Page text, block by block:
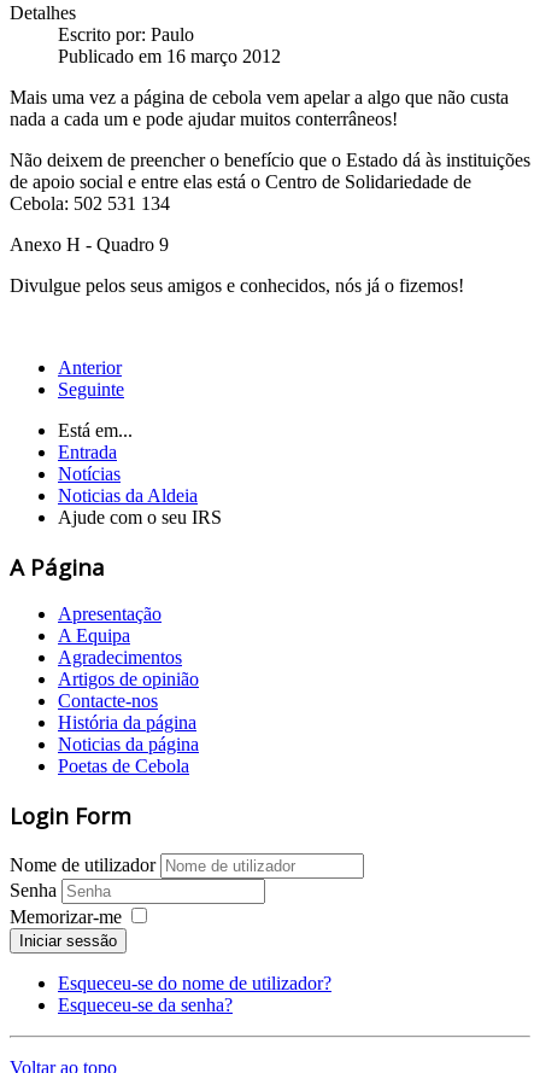
Detalhes
Escrito por: Paulo
Publicado em 16 março 2012
Mais uma vez a página de cebola vem apelar a algo que não custa
nada a cada um e pode ajudar muitos conterrâneos!
Não deixem de preencher o benefício que o Estado dá às instituições
de apoio social e entre elas está o Centro de Solidariedade de
Cebola: 502 531 134
Anexo H - Quadro 9
Divulgue pelos seus amigos e conhecidos, nós já o fizemos!
Anterior
Seguinte
Está em...
Entrada
Notícias
Noticias da Aldeia
Ajude com o seu IRS
A Página
Apresentação
A Equipa
Agradecimentos
Artigos de opinião
Contacte-nos
História da página
Noticias da página
Poetas de Cebola
Login Form
Nome de utilizador
Senha
Memorizar-me
Iniciar sessão
Esqueceu-se do nome de utilizador?
Esqueceu-se da senha?
Voltar ao topo